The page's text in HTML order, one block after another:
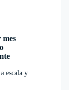
escala y